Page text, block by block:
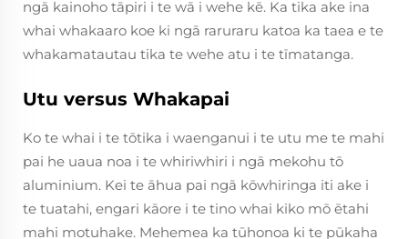
ngā kainoho tāpiri i te wā i wehe kē. Ka tika ake ina
whai whakaaro koe ki ngā raruraru katoa ka taea e te
whakamatautau tika te wehe atu i te tīmatanga.
Utu versus Whakapai
Ko te whai i te tōtika i waenganui i te utu me te mahi
pai he uaua noa i te whiriwhiri i ngā mekohu tō
aluminium. Kei te āhua pai ngā kōwhiringa iti ake i
te tuatahi, engari kāore i te tino whai kiko mō ētahi
mahi motuhake. Mehemea ka tūhonoa ki te pūkaha